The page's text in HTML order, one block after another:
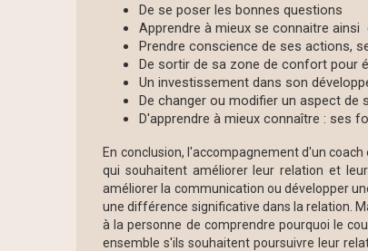
De se poser les bonnes questions
Apprendre à mieux se connaitre ainsi
Prendre conscience de ses actions,
De sortir de sa zone de confort pour
Un investissement dans son
De changer ou modifier un aspect de
D'apprendre à mieux connaître : ses
En conclusion, l'accompagnement d'un
qui souhaitent améliorer leur relation et
améliorer la communication ou développer
une différence significative dans la relation.
à la personne de comprendre pourquoi le
ensemble s'ils souhaitent poursuivre leur